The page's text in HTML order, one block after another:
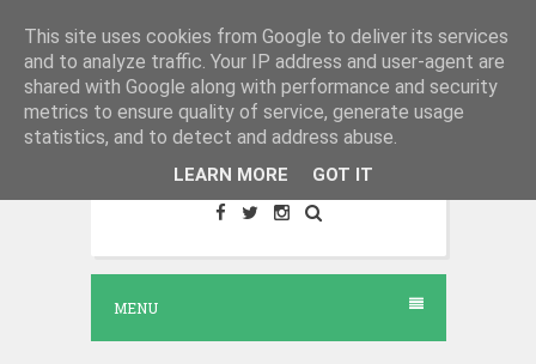
S
k
i
p
o
o
El salón del libro - Blog de
reseñas literarias
Lugar de encuentro para todo lo
relacionado con la lectura.
MENU
This site uses cookies from Google to deliver its services
and to analyze traffic. Your IP address and user-agent are
shared with Google along with performance and security
metrics to ensure quality of service, generate usage
statistics, and to detect and address abuse.
LEARN MORE GOT IT